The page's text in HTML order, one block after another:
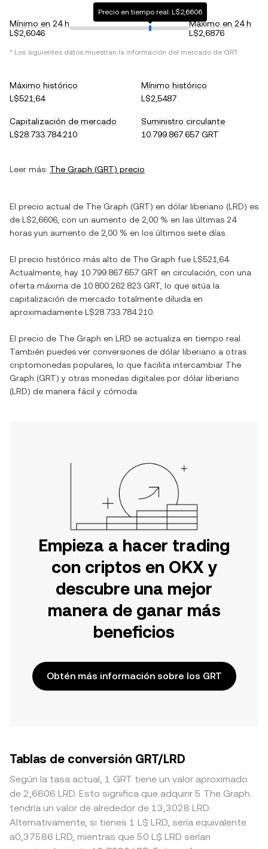
Mínimo en 24 h
L$2,6046
Precio en tiempo real: L$2,6606
Máximo en 24 h
L$2,6876
* Los siguientes datos muestran la información del mercado de GRT.
Máximo histórico
L$521,64
Mínimo histórico
L$2,5487
Capitalización de mercado
L$28.733.784.210
Suministro circulante
10.799.867.657 GRT
Leer más: The Graph (GRT) precio
El precio actual de The Graph (GRT) en dólar liberiano (LRD) es
de L$2,6606 , con un aumento de 2,00 % en las últimas 24
horas yun aumento de 2,00 % en los últimos siete días.
El precio histórico más alto de The Graph fue L$521,64.
Actualmente, hay 10.799.867.657 GRT en circulación, con una
oferta máxima de 10.800.262.823 GRT , lo que sitúa la
capitalización de mercado totalmente diluida en
aproximadamente L$28.733.784.210
El precio de The Graph en LRD se actualiza en tiempo real.
También puedes ver conversiones de dólar liberiano a otras
criptomonedas populares, lo que facilita intercambiar The
Graph (GRT) y otras monedas digitales por dólar liberiano
(LRD) de manera fácil y cómoda.
Empieza a hacer trading
con criptos en OKX y
descubre una mejor
manera de ganar más
beneficios
Obtén más información sobre los GRT
Tablas de conversión GRT/LRD
Según la tasa actual, 1 GRT tiene un valor aproximado
de 2,6606 LRD. Esto significa que adquirir 5 The Graph
tendría un valor de alrededor de 13,3028 LRD.
Alternativamente, si tienes 1 L$ LRD, sería equivalente
a0,37586 LRD, mientras que 50 L$ LRD serían